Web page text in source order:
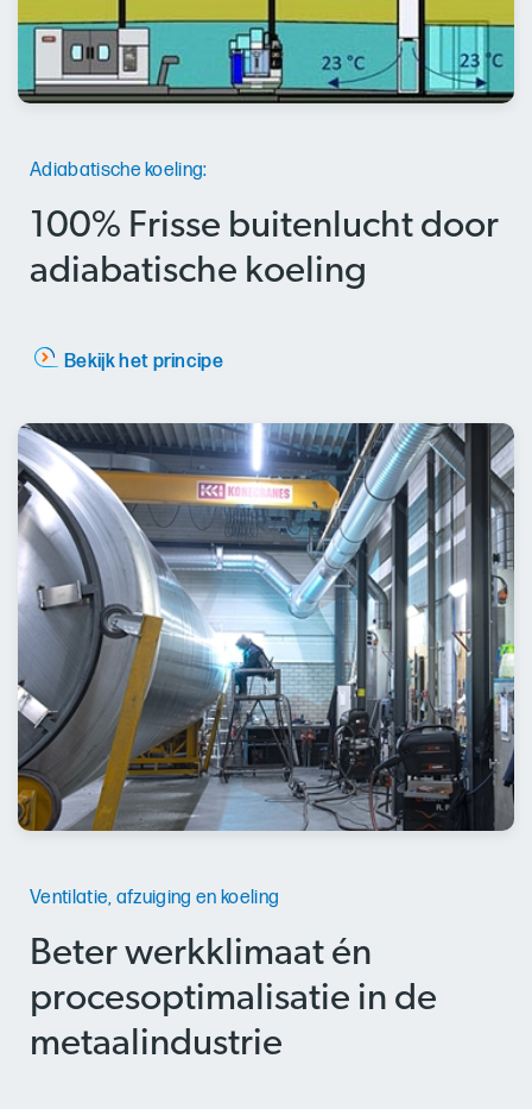
Adiabatische koeling:
100% Frisse buitenlucht door
adiabatische koeling
Bekijk het principe
Ventilatie, afzuiging en koeling
Beter werkklimaat én
procesoptimalisatie in de
metaalindustrie